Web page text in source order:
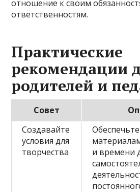
отношение к своим
ответственностям.
Практические
рекомендации
родителей и
Совет
Создавайте
условия для
творчества
и времени